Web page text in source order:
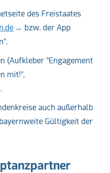
des Freistaates
bzw. der App
(Aufkleber "Engagement
mit!",
auch außerhalb
Gültigkeit der